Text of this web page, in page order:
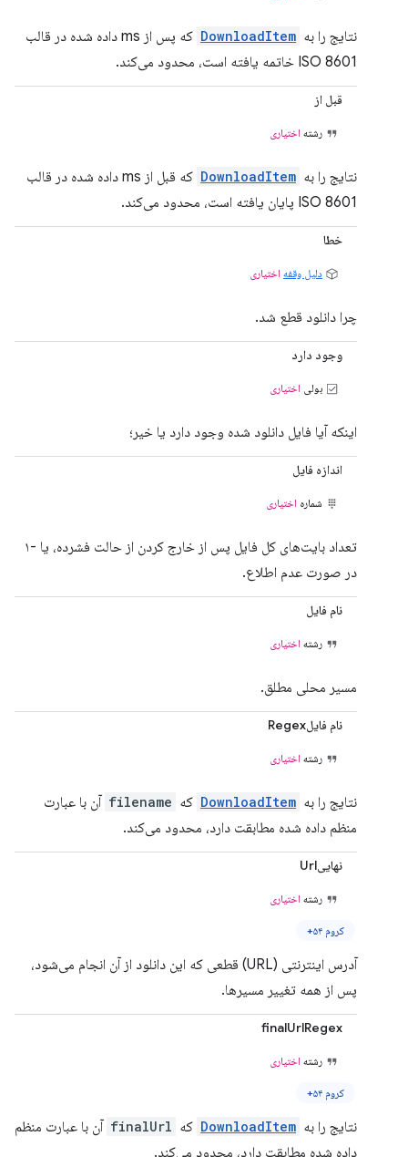
نتایج را به DownloadItem
که پس از ms داده شده در قالب
ISO 8601 خاتمه یافته است، محدود می‌کند.
قبل از
رشته اختیاری
نتایج را به DownloadItem
که قبل از ms داده شده در قالب
ISO 8601 پایان یافته است، محدود می‌کند.
خطا
دلیل وقفه اختیاری
چرا دانلود قطع شد.
وجود دارد
بولی اختیاری
اینکه آیا فایل دانلود شده وجود دارد یا خیر؛
اندازه فایل
شماره اختیاری
تعداد بایت‌های کل فایل پس از خارج کردن از حالت فشرده، یا -۱
در صورت عدم اطلاع.
نام فایل
رشته اختیاری
مسیر محلی مطلق.
نام فایلRegex
رشته اختیاری
نتایج را به DownloadItem که filename آن با عبارت
منظم داده شده مطابقت دارد، محدود می‌کند.
نهاییUrl
رشته اختیاری
کروم ۵۴+
آدرس اینترنتی (URL) قطعی که این دانلود از آن انجام می‌شود،
پس از همه تغییر مسیرها.
finalUrlRegex
رشته اختیاری
کروم ۵۴+
نتایج را به DownloadItem که finalUrl آن با عبارت منظم
داده شده مطابقت دارد، محدود می‌کند.